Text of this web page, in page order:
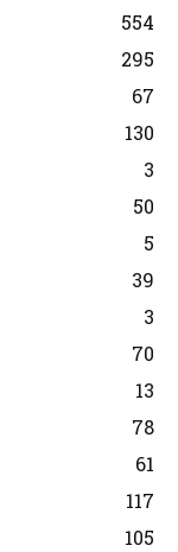
554
295
67
130
3
50
5
39
3
70
13
78
61
117
105